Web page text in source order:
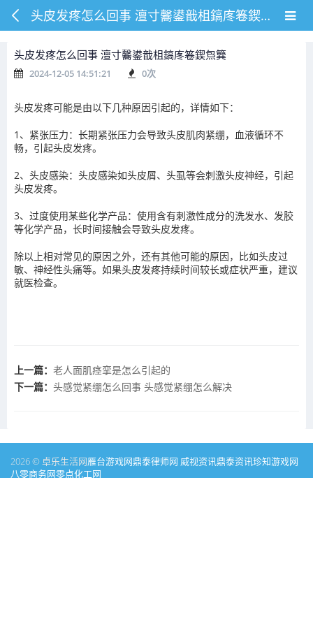
头皮发疼怎么回事 澶寸毊鍙戠柤鎬庝箞鍥炰簨
头皮发疼怎么回事 澶寸毊鍙戠柤鎬庝箞鍥炰簨
2024-12-05 14:51:21 0次
头皮发疼可能是由以下几种原因引起的，详情如下：
1、紧张压力：长期紧张压力会导致头皮肌肉紧绷，血液循环不
畅，引起头皮发疼。
2、头皮感染：头皮感染如头皮屑、头虱等会刺激头皮神经，引起
头皮发疼。
3、过度使用某些化学产品：使用含有刺激性成分的洗发水、发胶
等化学产品，长时间接触会导致头皮发疼。
除以上相对常见的原因之外，还有其他可能的原因，比如头皮过
敏、神经性头痛等。如果头皮发疼持续时间较长或症状严重，建议
就医检查。
上一篇： 老人面肌痉挛是怎么引起的
下一篇： 头感觉紧绷怎么回事 头感觉紧绷怎么解决
2026 © 卓乐生活网雁台游戏网鼎泰律师网 威视资讯鼎泰资讯珍知游戏网
八零商务网零点化工网